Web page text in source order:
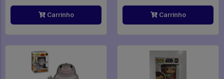
Carrinho Carrinho